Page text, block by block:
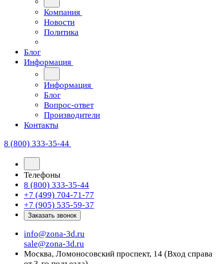
Компания
Новости
Политика
Блог
Информация
Информация
Блог
Вопрос-ответ
Производители
Контакты
8 (800) 333-35-44
Телефоны
8 (800) 333-35-44
+7 (499) 704-71-77
+7 (905) 535-59-37
Заказать звонок
info@zona-3d.ru
sale@zona-3d.ru
Москва, Ломоносовский проспект, 14 (Вход справа